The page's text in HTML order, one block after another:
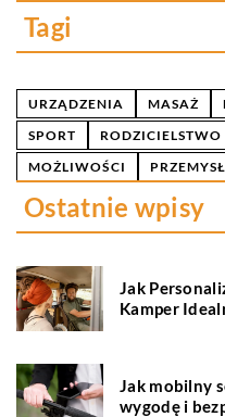
Tagi
URZĄDZENIA MASAŻ
SPORT
RODZICIELSTWO
MOŻLIWOŚCI
PRZEMYSŁ
Ostatnie wpisy
Jak
Kamper
Jak mobilny
wygodę i